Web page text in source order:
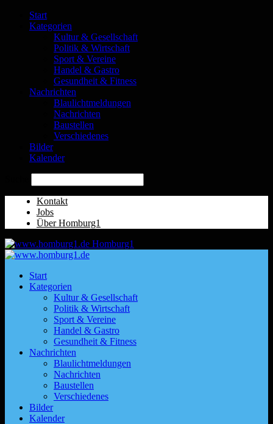
Start
Kategorien
Kultur & Gesellschaft
Politik & Wirtschaft
Sport & Vereine
Handel & Gastro
Gesundheit & Fitness
Nachrichten
Blaulichtmeldungen
Nachrichten
Baustellen
Verschiedenes
Bilder
Kalender
Kontakt
Jobs
Über Homburg1
Homburg1
Start
Kategorien
Kultur & Gesellschaft
Politik & Wirtschaft
Sport & Vereine
Handel & Gastro
Gesundheit & Fitness
Nachrichten
Blaulichtmeldungen
Nachrichten
Baustellen
Verschiedenes
Bilder
Kalender